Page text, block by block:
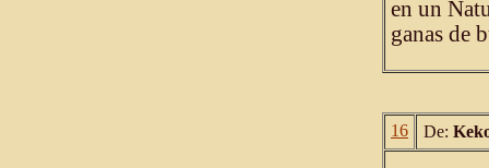
en un
ganas de
16 De: